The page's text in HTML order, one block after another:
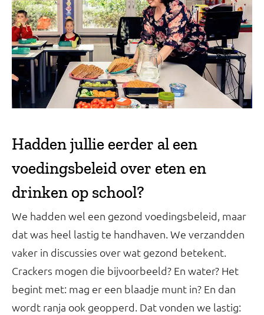
Hadden jullie eerder al een
voedingsbeleid over eten en
drinken op school?
We hadden wel een gezond voedingsbeleid, maar
dat was heel lastig te handhaven. We verzandden
vaker in discussies over wat gezond betekent.
Crackers mogen die bijvoorbeeld? En water? Het
begint met: mag er een blaadje munt in? En dan
wordt ranja ook geopperd. Dat vonden we lastig: